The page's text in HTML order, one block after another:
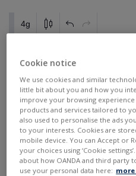
Cookie notice
We use cookies and similar
little bit about you and how you
improve your browsing
products and services tailored to
also used to personalise the ads
to your interests. Cookies are
mobile device. You can Accept or
your choices using ‘Cookie
about how OANDA and third party
use your personal data here: